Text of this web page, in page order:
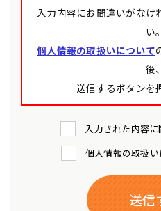
入力内容にお間違いがなけ
い。
個人情報の取扱いについて
後、
送信するボタンを
入力された内容に
個人情報の取扱い